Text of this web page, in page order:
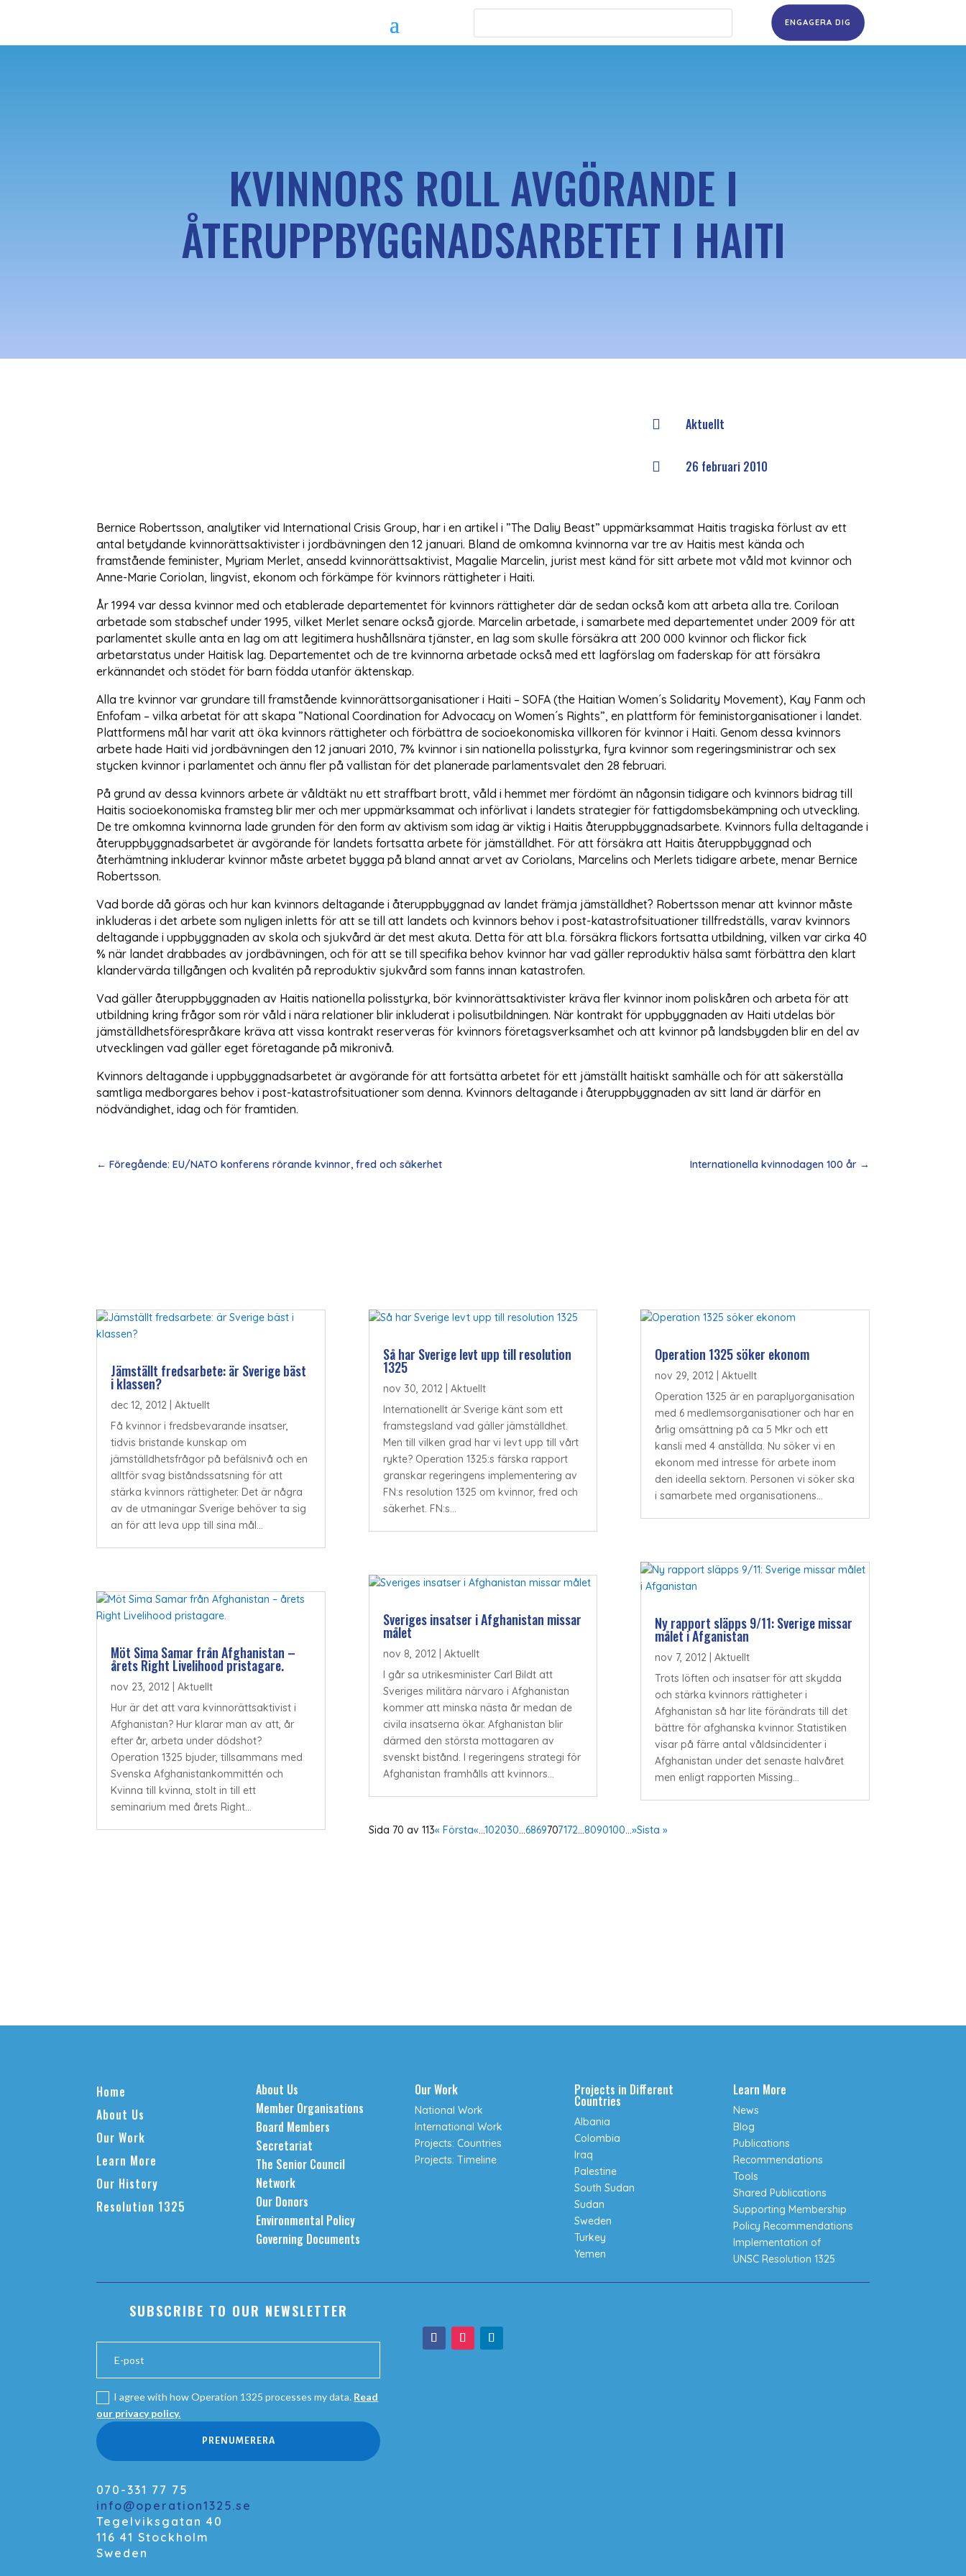
ENGAGERA DIG
KVINNORS ROLL AVGÖRANDE I
ÅTERUPPBYGGNADSARBETET I HAITI
 Aktuellt
 26 februari 2010
Bernice Robertsson, analytiker vid International Crisis Group, har i en artikel i ”The Daliy Beast” uppmärksammat Haitis tragiska förlust av ett
antal betydande kvinnorättsaktivister i jordbävningen den 12 januari. Bland de omkomna kvinnorna var tre av Haitis mest kända och
framstående feminister, Myriam Merlet, ansedd kvinnorättsaktivist, Magalie Marcelin, jurist mest känd för sitt arbete mot våld mot kvinnor och
Anne-Marie Coriolan, lingvist, ekonom och förkämpe för kvinnors rättigheter i Haiti.
År 1994 var dessa kvinnor med och etablerade departementet för kvinnors rättigheter där de sedan också kom att arbeta alla tre. Coriloan
arbetade som stabschef under 1995, vilket Merlet senare också gjorde. Marcelin arbetade, i samarbete med departementet under 2009 för att
parlamentet skulle anta en lag om att legitimera hushållsnära tjänster, en lag som skulle försäkra att 200 000 kvinnor och flickor fick
arbetarstatus under Haitisk lag. Departementet och de tre kvinnorna arbetade också med ett lagförslag om faderskap för att försäkra
erkännandet och stödet för barn födda utanför äktenskap.
Alla tre kvinnor var grundare till framstående kvinnorättsorganisationer i Haiti – SOFA (the Haitian Women´s Solidarity Movement), Kay Fanm och
Enfofam – vilka arbetat för att skapa ”National Coordination for Advocacy on Women´s Rights”, en plattform för feministorganisationer i landet.
Plattformens mål har varit att öka kvinnors rättigheter och förbättra de socioekonomiska villkoren för kvinnor i Haiti. Genom dessa kvinnors
arbete hade Haiti vid jordbävningen den 12 januari 2010, 7% kvinnor i sin nationella polisstyrka, fyra kvinnor som regeringsministrar och sex
stycken kvinnor i parlamentet och ännu fler på vallistan för det planerade parlamentsvalet den 28 februari.
På grund av dessa kvinnors arbete är våldtäkt nu ett straffbart brott, våld i hemmet mer fördömt än någonsin tidigare och kvinnors bidrag till
Haitis socioekonomiska framsteg blir mer och mer uppmärksammat och införlivat i landets strategier för fattigdomsbekämpning och utveckling.
De tre omkomna kvinnorna lade grunden för den form av aktivism som idag är viktig i Haitis återuppbyggnadsarbete. Kvinnors fulla deltagande i
återuppbyggnadsarbetet är avgörande för landets fortsatta arbete för jämställdhet. För att försäkra att Haitis återuppbyggnad och
återhämtning inkluderar kvinnor måste arbetet bygga på bland annat arvet av Coriolans, Marcelins och Merlets tidigare arbete, menar Bernice
Robertsson.
Vad borde då göras och hur kan kvinnors deltagande i återuppbyggnad av landet främja jämställdhet? Robertsson menar att kvinnor måste
inkluderas i det arbete som nyligen inletts för att se till att landets och kvinnors behov i post-katastrofsituationer tillfredställs, varav kvinnors
deltagande i uppbyggnaden av skola och sjukvård är det mest akuta. Detta för att bl.a. försäkra flickors fortsatta utbildning, vilken var cirka 40
% när landet drabbades av jordbävningen, och för att se till specifika behov kvinnor har vad gäller reproduktiv hälsa samt förbättra den klart
klandervärda tillgången och kvalitén på reproduktiv sjukvård som fanns innan katastrofen.
Vad gäller återuppbyggnaden av Haitis nationella polisstyrka, bör kvinnorättsaktivister kräva fler kvinnor inom poliskåren och arbeta för att
utbildning kring frågor som rör våld i nära relationer blir inkluderat i polisutbildningen. När kontrakt för uppbyggnaden av Haiti utdelas bör
jämställdhetsförespråkare kräva att vissa kontrakt reserveras för kvinnors företagsverksamhet och att kvinnor på landsbygden blir en del av
utvecklingen vad gäller eget företagande på mikronivå.
Kvinnors deltagande i uppbyggnadsarbetet är avgörande för att fortsätta arbetet för ett jämställt haitiskt samhälle och för att säkerställa
samtliga medborgares behov i post-katastrofsituationer som denna. Kvinnors deltagande i återuppbyggnaden av sitt land är därför en
nödvändighet, idag och för framtiden.
←Föregående: EU/NATO konferens rörande kvinnor, fred och säkerhet Internationella kvinnodagen 100 år→
Jämställt fredsarbete: är Sverige bäst
i klassen?
dec 12, 2012 |Aktuellt
Få kvinnor i fredsbevarande insatser,
tidvis bristande kunskap om
jämställdhetsfrågor på befälsnivå och en
alltför svag biståndssatsning för att
stärka kvinnors rättigheter. Det är några
av de utmaningar Sverige behöver ta sig
an för att leva upp till sina mål...
Möt Sima Samar från Afghanistan –
årets Right Livelihood pristagare.
nov 23, 2012 |Aktuellt
Hur är det att vara kvinnorättsaktivist i
Afghanistan? Hur klarar man av att, år
efter år, arbeta under dödshot?
Operation 1325 bjuder, tillsammans med
Svenska Afghanistankommittén och
Kvinna till kvinna, stolt in till ett
seminarium med årets Right...
Så har Sverige levt upp till resolution
1325
nov 30, 2012| Aktuellt
Internationellt är Sverige känt som ett
framstegsland vad gäller jämställdhet.
Men till vilken grad har vi levt upp till vårt
rykte? Operation 1325:s färska rapport
granskar regeringens implementering av
FN:s resolution 1325 om kvinnor, fred och
säkerhet. FN:s...
Sveriges insatser i Afghanistan missar
målet
nov 8, 2012
Aktuellt
I går sa utrikesminister Carl Bildt att
Sveriges militära närvaro i Afghanistan
kommer att minska nästa år medan de
civila insatserna ökar. Afghanistan blir
därmed den största mottagaren av
svenskt bistånd. I regeringens strategi för
Afghanistan framhålls att kvinnors...
Operation 1325 söker ekonom
nov 29, 2012| Aktuellt
Operation 1325 är en paraplyorganisation
med 6 medlemsorganisationer och har en
årlig omsättning på ca 5 Mkr och ett
kansli med 4 anställda. Nu söker vi en
ekonom med intresse för arbete inom
den ideella sektorn. Personen vi söker ska
i samarbete med organisationens...
Ny rapport släpps 9/11: Sverige missar
målet i Afganistan
nov 7, 2012
Aktuellt
Trots löften och insatser för att skydda
och stärka kvinnors rättigheter i
Afghanistan så har lite förändrats till det
bättre för afghanska kvinnor. Statistiken
visar på färre antal våldsincidenter i
Afghanistan under det senaste halvåret
men enligt rapporten Missing...
Sida 70 av 113« Första« 102030 6869707172 8090100 »Sista »
Home
About Us
Our Work
Learn More
Our History
Resolution 1325
About Us
Member Organisations
Board Members
Secretariat
The Senior Council
Network
Our Donors
Environmental Policy
Governing Documents
Our Work
National Work
International Work
Projects: Countries
Projects: Timeline
Projects in Different
Countries
Albania
Colombia
Iraq
Palestine
South Sudan
Sudan
Sweden
Turkey
Yemen
Learn More
News
Blog
Publications
Recommendations
Tools
Shared Publications
Supporting Membership
Policy Recommendations
Implementation of
UNSC Resolution 1325
SUBSCRIBE TO OUR NEWSLETTER
I agree with how Operation 1325 processes my data. Read
our privacy policy.
PRENUMERERA
070-331 77 75
info@operation1325.se
Tegelviksgatan 40
116 41 Stockholm
Sweden